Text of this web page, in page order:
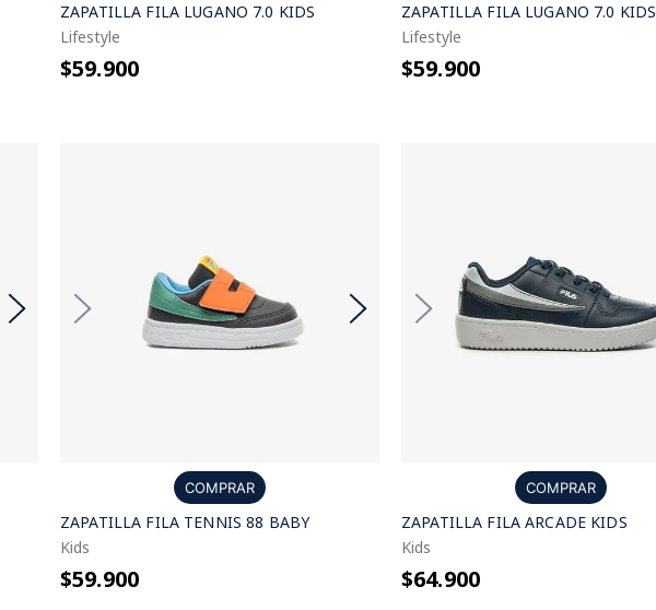
ZAPATILLA FILA LUGANO 7.0 KIDS
Lifestyle
$59.900
ZAPATILLA FILA LUGANO 7.0 KIDS
Lifestyle
$59.900
COMPRAR
ZAPATILLA FILA TENNIS 88 BABY
Kids
$59.900
COMPRAR
ZAPATILLA FILA ARCADE KIDS
Kids
$64.900